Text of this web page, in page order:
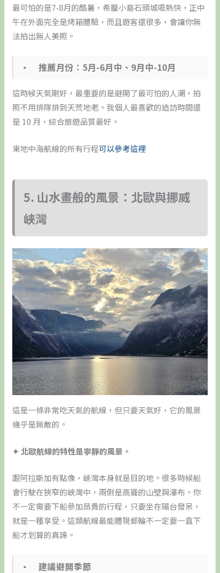
最可怕的是7-8月的酷暑，希臘小島石頭城吸熱快，正中
午在外面完全是烤箱體驗，而且遊客還很多，會讓你無
法拍出無人美照。
• 推薦月份：5月-6月中、9月中-10月
這時候天氣剛好，最重要的是避開了最可怕的人潮，拍
照不用排隊排到天荒地老。我個人最喜歡的造訪時間還
是 10 月，綜合旅遊品質最好。
東地中海航線的所有行程可以參考這裡
5. 山水畫般的風景：北歐與挪威
峽灣
這是一條非常吃天氣的航線，但只要天氣好，它的風景
幾乎是無敵的。
✦ 北歐航線的特性是寧靜的風景。
跟阿拉斯加有點像，峽灣本身就是目的地。很多時候船
會行駛在狹窄的峽灣中，兩側是高聳的山壁與瀑布。你
不一定需要下船參加昂貴的行程，只要坐在陽台發呆，
就是一種享受。這類航線最能體現郵輪不一定要一直下
船才划算的真諦。
• 建議避開季節